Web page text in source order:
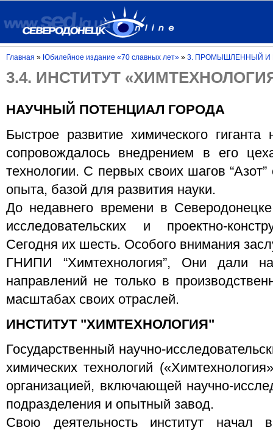
Главная » Юбилейное издание «70 славных лет» » 3. ПРОМЫШЛЕННЫЙ И
3.4. ИНСТИТУТ
НАУЧНЫЙ ПОТЕНЦИАЛ ГОРОДА
Быстрое развитие химического
сопровождалось внедрением в его
технологии. С первых своих шагов
опыта, базой для развития науки.
До недавнего времени в
исследовательских и проектно-
Сегодня их шесть. Особого внимания
ГНИПИ “Химтехнология”, Они дали
направлений не только в
масштабах своих отраслей.
ИНСТИТУТ "ХИМТЕХНОЛОГИЯ"
Государственный научно-
химических технологий
организацией, включающей научно-
подразделения и опытный завод.
Свою деятельность институт